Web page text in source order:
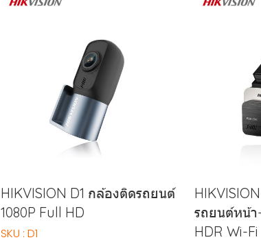
HIKVISION D1 กล้องติดรถยนต์
1080P Full HD
SKU : D1
รถยนต์หน้า
HDR Wi-Fi